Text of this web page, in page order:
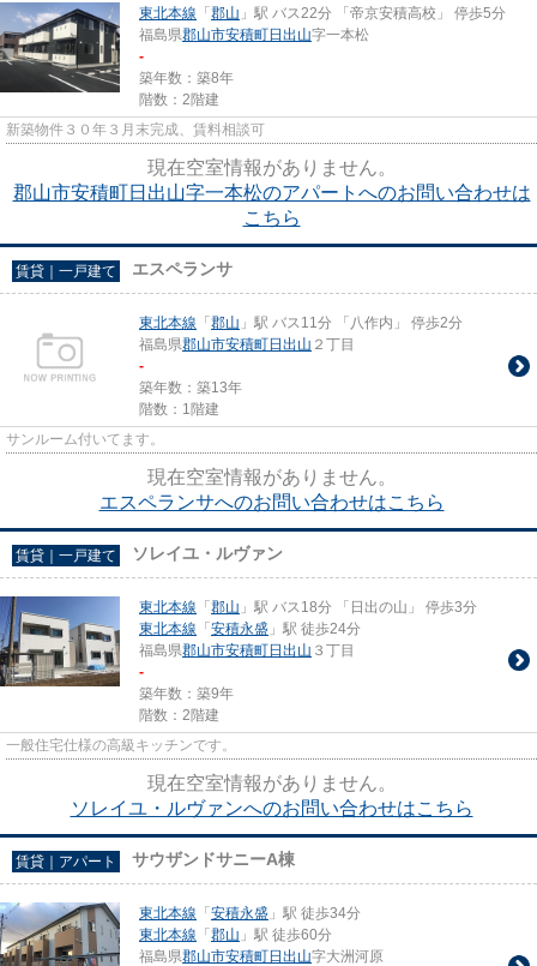
東北本線 「 郡山 」駅 バス22分 「帝京安積高校」 停歩5分
福島県郡山市安積町日出山字一本松
-
築年数：築8年
階数：2階建
新築物件３０年３月末完成、賃料相談可
現在空室情報がありません。
郡山市安積町日出山字一本松のアパートへのお問い合わせは
こちら
賃貸｜一戸建て エスペランサ
東北本線 「 郡山 」駅 バス11分 「八作内」 停歩2分
福島県郡山市安積町日出山 ２丁目
-
築年数：築13年
階数：1階建
サンルーム付いてます。
現在空室情報がありません。
エスペランサへのお問い合わせはこちら
賃貸｜一戸建て ソレイユ・ルヴァン
東北本線 「 郡山 」駅 バス18分 「日出の山」 停歩3分
東北本線 「 安積永盛 」駅 徒歩24分
福島県郡山市安積町日出山 ３丁目
-
築年数：築9年
階数：2階建
一般住宅仕様の高級キッチンです。
現在空室情報がありません。
ソレイユ・ルヴァンへのお問い合わせはこちら
賃貸｜アパート サウザンドサニーA棟
東北本線 「 安積永盛 」駅 徒歩34分
東北本線 「 郡山 」駅 徒歩60分
福島県郡山市安積町日出山字大洲河原